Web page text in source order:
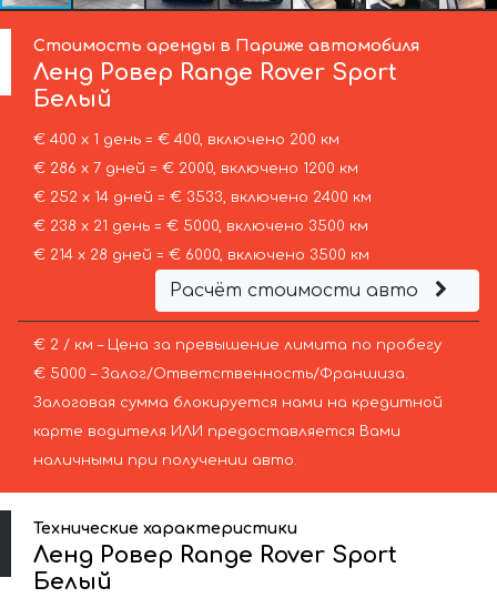
Стоимость аренды в Париже автомобиля
Ленд Ровер Range Rover Sport
Белый
€ 400 х 1 день = € 400, включено 200 км
€ 286 х 7 дней = € 2000, включено 1200 км
€ 252 х 14 дней = € 3533, включено 2400 км
€ 238 х 21 день = € 5000, включено 3500 км
€ 214 х 28 дней = € 6000, включено 3500 км
Расчёт стоимости авто
€ 2 / км – Цена за превышение лимита по пробегу
€ 5000 – Залог/Ответственность/Франшиза.
Залоговая сумма блокируется нами на кредитной
карте водителя ИЛИ предоставляется Вами
наличными при получении авто.
Технические характеристики
Ленд Ровер Range Rover Sport
Белый